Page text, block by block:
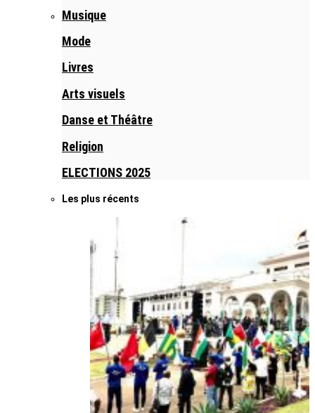
Musique
Mode
Livres
Arts visuels
Danse et Théâtre
Religion
ELECTIONS 2025
Les plus récents